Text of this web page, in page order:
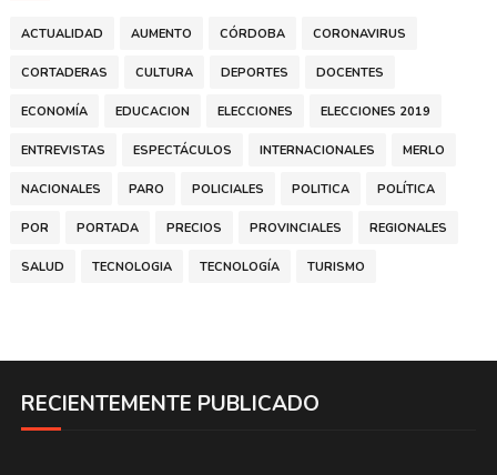
ACTUALIDAD AUMENTO CÓRDOBA CORONAVIRUS
CORTADERAS CULTURA DEPORTES DOCENTES
ECONOMÍA EDUCACION ELECCIONES ELECCIONES 2019
ENTREVISTAS ESPECTÁCULOS INTERNACIONALES MERLO
NACIONALES PARO POLICIALES POLITICA POLÍTICA
POR PORTADA PRECIOS PROVINCIALES REGIONALES
SALUD TECNOLOGIA TECNOLOGÍA TURISMO
RECIENTEMENTE PUBLICADO